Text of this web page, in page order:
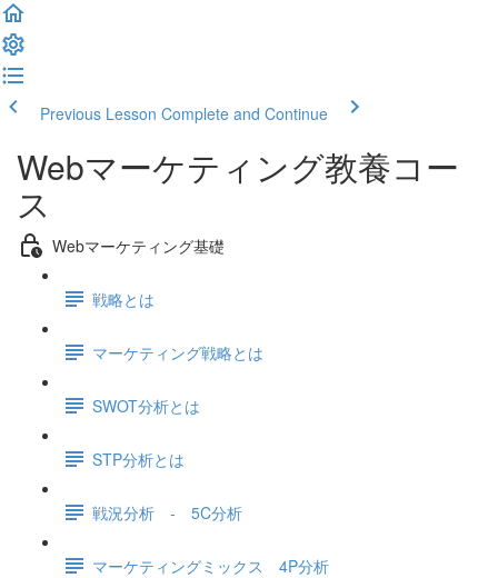
Previous Lesson Complete and Continue
Webマーケティング教養コー
ス
Webマーケティング基礎
戦略とは
マーケティング戦略とは
SWOT分析とは
STP分析とは
戦況分析 - 5C分析
マーケティングミックス 4P分析